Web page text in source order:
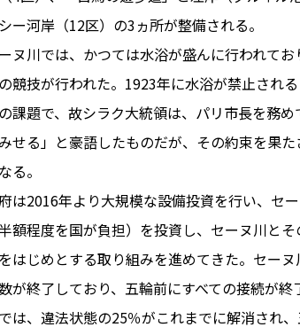
TAG
タグ
#トゥールーズ Toulouse
#レンタカ
#フランス旅行
#データで読み解くフランス
#フランス郵便情報
#フランス交通機
#求人
#フランスの教育制度
#アプリ
#いざという時に
#カルカッソンヌ Carcassonne
#サ
ー河岸（12区）の3ヵ所が整備される。
ヌ川では、かつては水浴が盛んに行われて
競技が行われた。1923年に水浴が禁止され
課題で、故シラク大統領は、パリ市長を務
せる」と豪語したものだが、その約束を果
る。
は2016年より大規模な設備投資を行い、セ
額程度を国が負担）を投資し、セーヌ川と
はじめとする取り組みを進めてきた。セー
が終了しており、五輪前にすべての接続が
は、違法状態の25％がこれまでに解消され